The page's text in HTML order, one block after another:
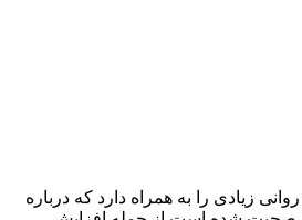
زیادی را به همراه دارد كه درباره